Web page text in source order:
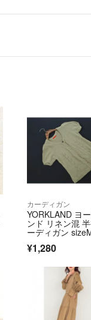
カーディガン
YORKLAND ヨ
ンド リネン混
ーディガン
ージュ ■◆ レデ
¥1,280